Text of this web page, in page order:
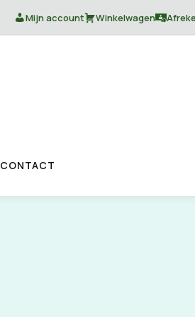
Mijn account Winkelwagen
CONTACT